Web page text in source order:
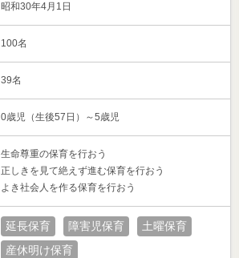
昭和30年4月1日
100名
39名
0歳児（生後57日）～5歳児
生命尊重の保育を行おう
正しきを見て絶えず進む保育を行おう
よき社会人を作る保育を行おう
延長保育 障害児保育
土曜保育
産休明け保育